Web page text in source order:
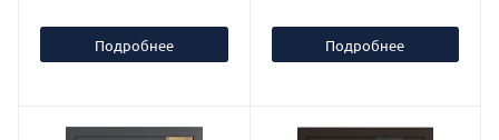
Подробнее Подробнее